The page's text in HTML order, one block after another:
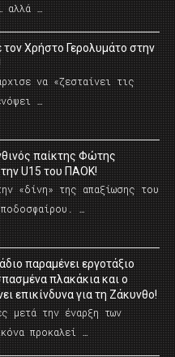
αλλά …
Χρήστο Γερολυμάτο στην
να «ζεσταίνει τις
…
παίκτης Φώτης
U15 του ΠΑΟΚ!
«δίνη» της απαξίωσης του
ποδοσφαίρου. …
παραμένει εργοτάξιο
πλακάκια και ο
επικίνδυνα για τη Ζάκυνθο!
μετά την έναρξη των
προκαλεί …